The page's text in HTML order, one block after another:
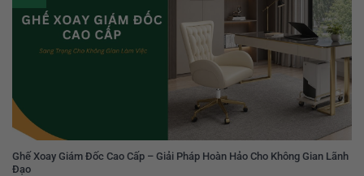
Ghế Xoay Giám Đốc Cao Cấp – Giải Pháp Hoàn Hảo Cho Không Gian Lãnh
Đạo